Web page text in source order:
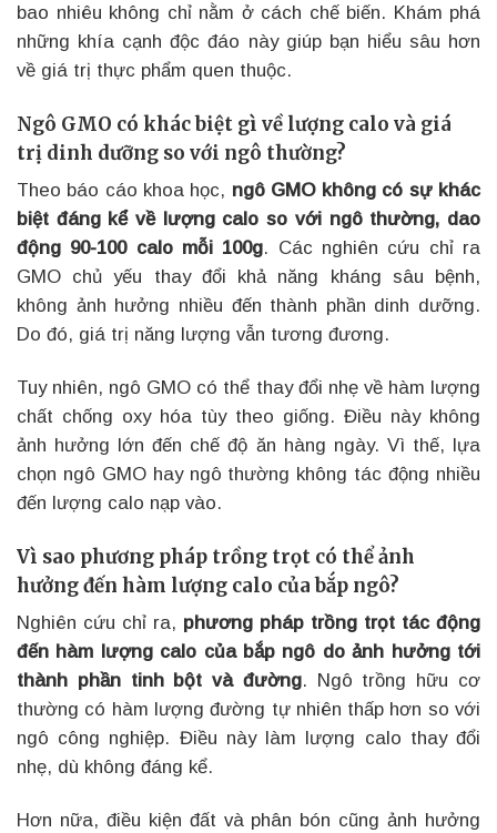
bao nhiêu không chỉ nằm ở cách chế biến. Khám phá
những khía cạnh độc đáo này giúp bạn hiểu sâu hơn
về giá trị thực phẩm quen thuộc.
Ngô GMO có khác biệt gì về lượng calo và giá
trị dinh dưỡng so với ngô thường?
Theo báo cáo khoa học, ngô GMO không có sự khác
biệt đáng kể về lượng calo so với ngô thường, dao
động 90-100 calo mỗi 100g. Các nghiên cứu chỉ ra
GMO chủ yếu thay đổi khả năng kháng sâu bệnh,
không ảnh hưởng nhiều đến thành phần dinh dưỡng.
Do đó, giá trị năng lượng vẫn tương đương.
Tuy nhiên, ngô GMO có thể thay đổi nhẹ về hàm lượng
chất chống oxy hóa tùy theo giống. Điều này không
ảnh hưởng lớn đến chế độ ăn hàng ngày. Vì thế, lựa
chọn ngô GMO hay ngô thường không tác động nhiều
đến lượng calo nạp vào.
Vì sao phương pháp trồng trọt có thể ảnh
hưởng đến hàm lượng calo của bắp ngô?
Nghiên cứu chỉ ra, phương pháp trồng trọt tác động
đến hàm lượng calo của bắp ngô do ảnh hưởng tới
thành phần tinh bột và đường. Ngô trồng hữu cơ
thường có hàm lượng đường tự nhiên thấp hơn so với
ngô công nghiệp. Điều này làm lượng calo thay đổi
nhẹ, dù không đáng kể.
Hơn nữa, điều kiện đất và phân bón cũng ảnh hưởng